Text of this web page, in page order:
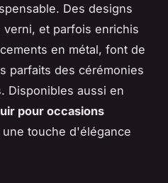
Des designs
et parfois enrichis
en métal, font de
parfaits des cérémonies
Disponibles aussi en
pour occasions
touche d'élégance